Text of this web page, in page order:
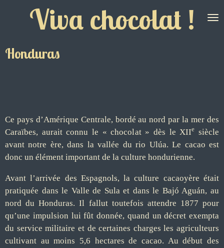
Passer
principal
Viva chocolat !
Honduras
Ce pays d’Amérique Centrale, bordé au nord par la mer des
Caraïbes, aurait connu le « chocolat » dès le XIIe siècle
avant notre ère, dans la vallée du rio Ulúa. Le cacao est
donc un élément important de la culture hondurienne.
Avant l’arrivée des Espagnols, la culture cacaoyère était
pratiquée dans le Valle de Sula et dans le Bajó Aguán, au
nord du Honduras. Il fallut toutefois attendre 1877 pour
qu’une impulsion lui fût donnée, quand un décret exempta
du service militaire et de certaines charges les agriculteurs
cultivant au moins 5,6 hectares de cacao. Au début des